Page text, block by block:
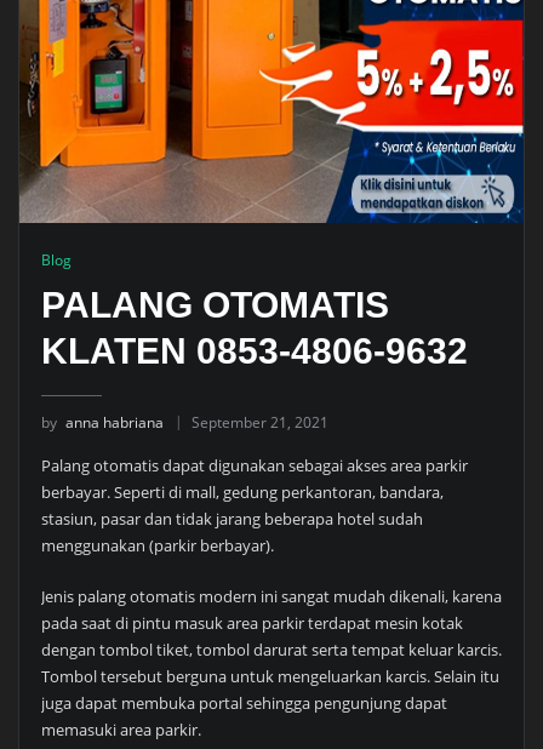
Blog
PALANG OTOMATIS
KLATEN 0853-4806-9632
by anna habriana September 21, 2021
Palang otomatis dapat digunakan sebagai akses area parkir
berbayar. Seperti di mall, gedung perkantoran, bandara,
stasiun, pasar dan tidak jarang beberapa hotel sudah
menggunakan (parkir berbayar).
Jenis palang otomatis modern ini sangat mudah dikenali, karena
pada saat di pintu masuk area parkir terdapat mesin kotak
dengan tombol tiket, tombol darurat serta tempat keluar karcis.
Tombol tersebut berguna untuk mengeluarkan karcis. Selain itu
juga dapat membuka portal sehingga pengunjung dapat
memasuki area parkir.